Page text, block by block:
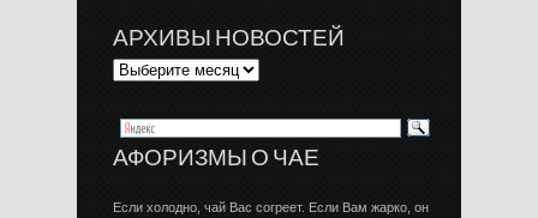
АРХИВЫ НОВОСТЕЙ
АФОРИЗМЫ О ЧАЕ
Если холодно, чай Вас согреет. Если Вам жарко, он